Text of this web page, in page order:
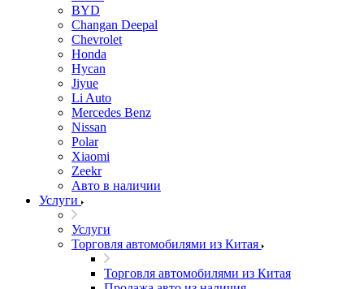
BYD
Changan Deepal
Chevrolet
Honda
Hycan
Jiyue
Li Auto
Mercedes Benz
Nissan
Polar
Xiaomi
Zeekr
Авто в наличии
Услуги
Услуги
Торговля автомобилями из Китая
Торговля автомобилями из Китая